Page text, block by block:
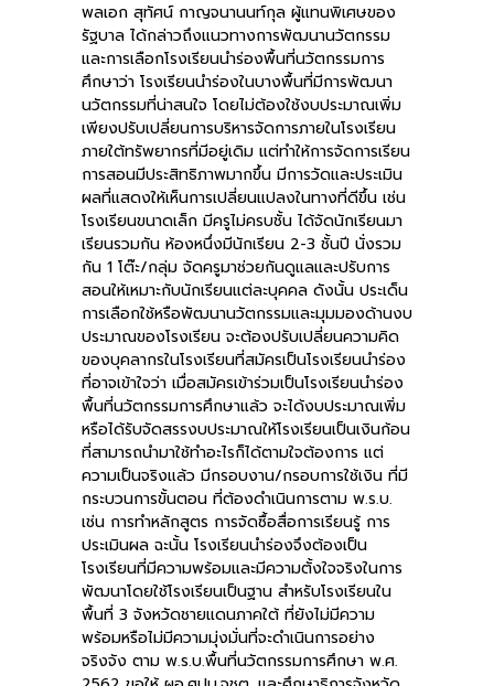
พลเอก สุทัศน์ กาญจนานนท์กุล ผู้แทนพิเศษของ
รัฐบาล ได้กล่าวถึงแนวทางการพัฒนานวัตกรรม
และการเลือกโรงเรียนนำร่องพื้นที่นวัตกรรมการ
ศึกษาว่า โรงเรียนนำร่องในบางพื้นที่มีการพัฒนา
นวัตกรรมที่น่าสนใจ โดยไม่ต้องใช้งบประมาณเพิ่ม
เพียงปรับเปลี่ยนการบริหารจัดการภายในโรงเรียน
ภายใต้ทรัพยากรที่มีอยู่เดิม แต่ทำให้การจัดการเรียน
การสอนมีประสิทธิภาพมากขึ้น มีการวัดและประเมิน
ผลที่แสดงให้เห็นการเปลี่ยนแปลงในทางที่ดีขึ้น เช่น
โรงเรียนขนาดเล็ก มีครูไม่ครบชั้น ได้จัดนักเรียนมา
เรียนรวมกัน ห้องหนึ่งมีนักเรียน 2-3 ชั้นปี นั่งรวม
กัน 1 โต๊ะ/กลุ่ม จัดครูมาช่วยกันดูแลและปรับการ
สอนให้เหมาะกับนักเรียนแต่ละบุคคล ดังนั้น ประเด็น
การเลือกใช้หรือพัฒนานวัตกรรมและมุมมองด้านงบ
ประมาณของโรงเรียน จะต้องปรับเปลี่ยนความคิด
ของบุคลากรในโรงเรียนที่สมัครเป็นโรงเรียนนำร่อง
ที่อาจเข้าใจว่า เมื่อสมัครเข้าร่วมเป็นโรงเรียนนำร่อง
พื้นที่นวัตกรรมการศึกษาแล้ว จะได้งบประมาณเพิ่ม
หรือได้รับจัดสรรงบประมาณให้โรงเรียนเป็นเงินก้อน
ที่สามารถนำมาใช้ทำอะไรก็ได้ตามใจต้องการ แต่
ความเป็นจริงแล้ว มีกรอบงาน/กรอบการใช้เงิน ที่มี
กระบวนการขั้นตอน ที่ต้องดำเนินการตาม พ.ร.บ.
เช่น การทำหลักสูตร การจัดซื้อสื่อการเรียนรู้ การ
ประเมินผล ฉะนั้น โรงเรียนนำร่องจึงต้องเป็น
โรงเรียนที่มีความพร้อมและมีความตั้งใจจริงในการ
พัฒนาโดยใช้โรงเรียนเป็นฐาน สำหรับโรงเรียนใน
พื้นที่ 3 จังหวัดชายแดนภาคใต้ ที่ยังไม่มีความ
พร้อมหรือไม่มีความมุ่งมั่นที่จะดำเนินการอย่าง
จริงจัง ตาม พ.ร.บ.พื้นที่นวัตกรรมการศึกษา พ.ศ.